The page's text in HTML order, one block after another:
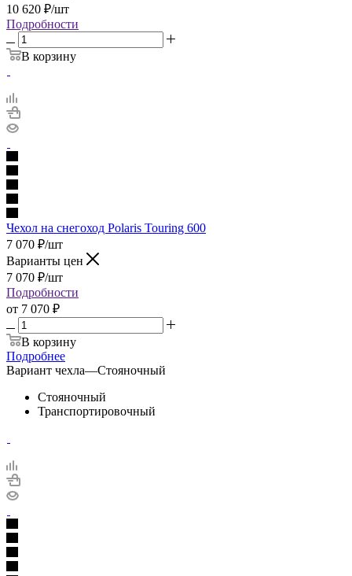
10 620 ₽/шт
Подробности
В корзину
Чехол на снегоход Polaris Touring 600
7 070 ₽/шт
Варианты цен
7 070 ₽/шт
Подробности
от 7 070 ₽
В корзину
Подробнее
Вариант чехла—Стояночный
Стояночный
Транспортировочный